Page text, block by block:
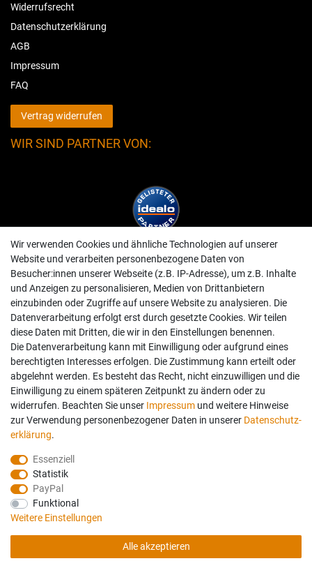
Widerrufsrecht
Datenschutzerklärung
AGB
Impressum
FAQ
Vertrag widerrufen
WIR SIND PARTNER VON:
Folgen Sie uns auch auf:
Wir verwenden Cookies und ähnliche Technologien auf unserer
Website und verarbeiten personenbezogene Daten von
Besucher:innen unserer Webseite (z.B. IP-Adresse), um z.B. Inhalte
und Anzeigen zu personalisieren, Medien von Drittanbietern
einzubinden oder Zugriffe auf unsere Website zu analysieren. Die
Datenverarbeitung erfolgt erst durch gesetzte Cookies. Wir teilen
diese Daten mit Dritten, die wir in den Einstellungen benennen.
Die Datenverarbeitung kann mit Einwilligung oder aufgrund eines
berechtigten Interesses erfolgen. Die Zustimmung kann erteilt oder
abgelehnt werden. Es besteht das Recht, nicht einzuwilligen und die
Einwilligung zu einem späteren Zeitpunkt zu ändern oder zu
widerrufen. Beachten Sie unser Impressum und weitere Hinweise
zur Verwendung personenbezogener Daten in unserer Daten­schutz­
erklärung.
Essenziell
Statistik
PayPal
Funktional
Weitere Einstellungen
Alle akzeptieren